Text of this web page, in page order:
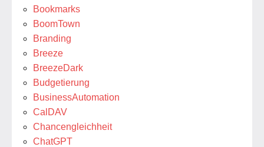
Bookmarks
BoomTown
Branding
Breeze
BreezeDark
Budgetierung
BusinessAutomation
CalDAV
Chancengleichheit
ChatGPT